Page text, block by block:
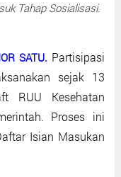
Tahap Sosialisasi.
SATU. Partisipasi
sejak 13
RUU Kesehatan
Proses ini
Isian Masukan